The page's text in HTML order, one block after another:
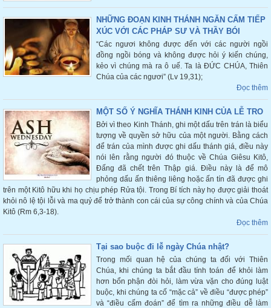
NHỮNG ĐOẠN KINH THÁNH NGĂN CẤM TIẾP
XÚC VỚI CÁC PHÁP SƯ VÀ THẦY BÓI
“Các ngươi không được đến với các người ngồi
đồng ngồi bóng và không được hỏi ý kiến chúng,
kẻo vì chúng mà ra ô uế. Ta là ĐỨC CHÚA, Thiên
Chúa của các ngươi” (Lv 19,31);
Đọc thêm
MỘT SỐ Ý NGHĨA THÁNH KINH CỦA LỄ TRO
Bởi vì theo Kinh Thánh, ghi một dấu trên trán là biểu
tượng về quyền sở hữu của một người. Bằng cách
để trán của mình được ghi dấu thánh giá, điều này
nói lên rằng người đó thuộc về Chúa Giêsu Kitô,
Đấng đã chết trên Thập giá. Điều này là để mô
phỏng dấu ấn thiêng liêng hoặc ấn tín đã được ghi
trên một Kitô hữu khi họ chịu phép Rửa tội. Trong Bí tích này họ được giải thoát
khỏi nô lệ tội lỗi và ma quỷ để trở thành con cái của sự công chính và của Chúa
Kitô (Rm 6,3-18).
Đọc thêm
Tại sao buộc đi lễ ngày Chúa nhật?
Trong mối quan hệ của chúng ta đối với Thiên
Chúa, khi chúng ta bắt đầu tính toán để khỏi làm
hơn bổn phận đòi hỏi, làm vừa vặn cho đúng luật
buộc, khi chúng ta cố “mặc cả” về điều “được phép”
và “điều cấm đoán” để tìm ra những điều dễ làm